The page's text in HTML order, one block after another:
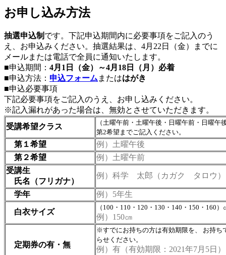
お申し込み方法
抽選申込制 です。下記申込期間内に必要事項をご記入のう
え、お申込みください。抽選結果は、4月22日（金）までに
メールまたは電話で全員に通知いたします。
■申込期間： 4月1日（金）～4月18日（月）必着
■申込方法： 申込フォーム またははがき
■申込必要事項
下記必要事項をご記入のうえ、お申し込みください。
※記入漏れがあった場合は、無効とさせていただきます。
受講希望クラス
（土曜午前・土曜午後・日曜午前・日曜午
第2希望までご記入ください。
第１希望
例）土曜午後
第２希望
例）土曜午前
受講生
氏名（フリガナ）
例）科学 太郎（カガク タロウ）
学年 例）5年生
白衣サイズ （100・110・120・130・140・150・160）
例）150㎝
定期券の有・無
※すでにお持ちの方は有効期限を、 お持ち
らせください。
例）有（有効期限：2021年7月5日）